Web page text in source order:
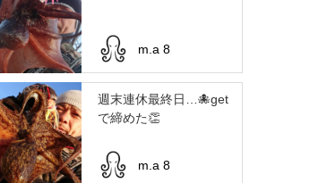
m.a 8
週末連休最終日…🐙get
で締めた👏
m.a 8